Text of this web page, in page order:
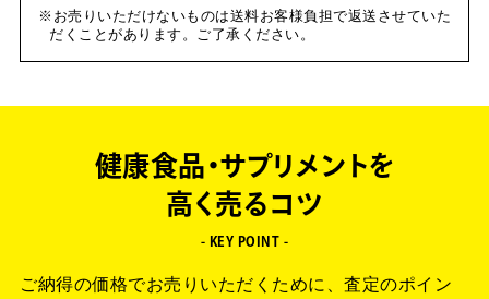
お売りいただけないものは送料お客様負担で返送させていた
だくことがあります。ご了承ください。
健康食品・サプリメントを
高く売るコツ
- KEY POINT -
ご納得の価格でお売りいただくために、査定のポイン